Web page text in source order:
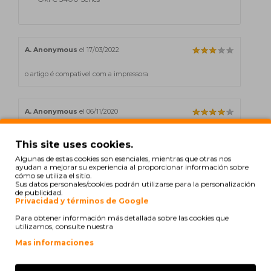
A. Anonymous el 17/03/2022
o artigo é compativel com a impressora
A. Anonymous el 06/11/2020
A. Anonymousel 27/06/2019
Um dos toners não acusa o nível de cheio
This site uses cookies.
Algunas de estas cookies son esenciales, mientras que otras nos
ayudan a mejorar su experiencia al proporcionar información sobre
cómo se utiliza el sitio.
Sus datos personales/cookies podrán utilizarse para la personalización
de publicidad.
Privacidad y términos de Google
Para obtener información más detallada sobre las cookies que
utilizamos, consulte nuestra
Mas informaciones